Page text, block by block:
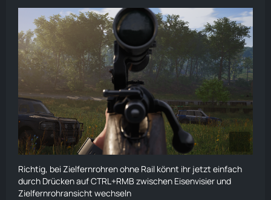
Richtig, bei Zielfernrohren ohne Rail könnt ihr jetzt einfach
durch Drücken auf CTRL+RMB zwischen Eisenvisier und
Zielfernrohransicht wechseln